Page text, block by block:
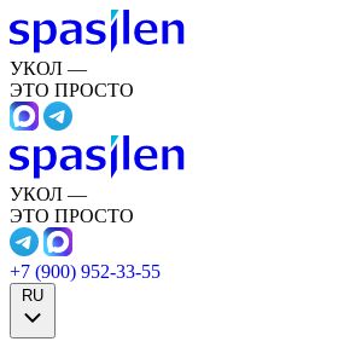
УКОЛ —
ЭТО ПРОСТО
УКОЛ —
ЭТО ПРОСТО
+7 (900) 952-33-55
RU